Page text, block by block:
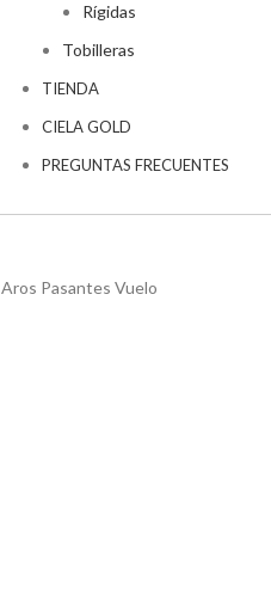
Rígidas
Tobilleras
TIENDA
CIELA GOLD
PREGUNTAS FRECUENTES
Aros Pasantes Vuelo